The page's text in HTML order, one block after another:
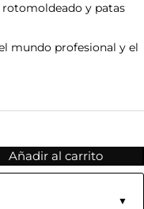
rotomoldeado y patas
mundo profesional y el
Añadir al carrito